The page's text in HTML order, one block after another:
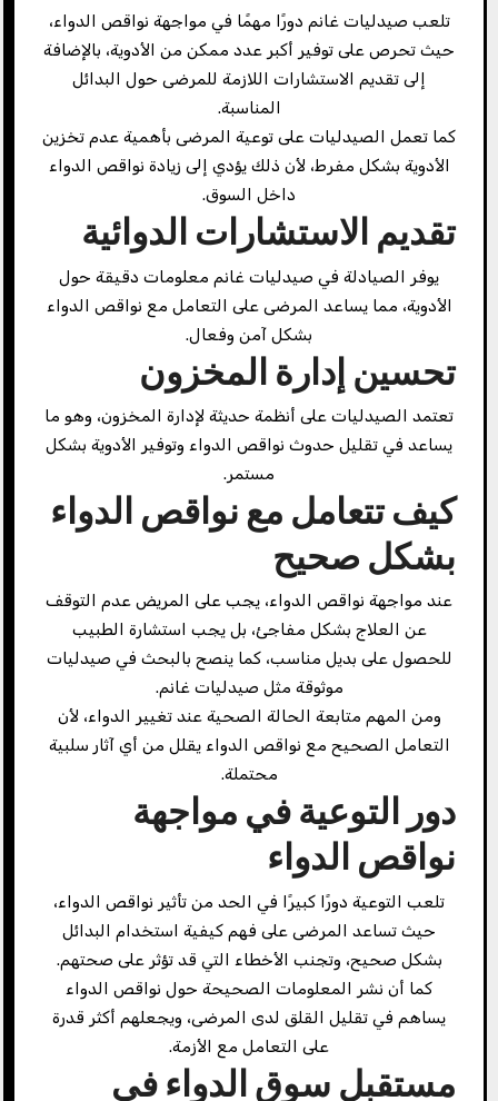
تلعب صيدليات غانم دورًا مهمًا في مواجهة نواقص الدواء،
حيث تحرص على توفير أكبر عدد ممكن من الأدوية، بالإضافة
إلى تقديم الاستشارات اللازمة للمرضى حول البدائل
المناسبة.
كما تعمل الصيدليات على توعية المرضى بأهمية عدم تخزين
الأدوية بشكل مفرط، لأن ذلك يؤدي إلى زيادة نواقص الدواء
داخل السوق.
تقديم الاستشارات الدوائية
يوفر الصيادلة في صيدليات غانم معلومات دقيقة حول
الأدوية، مما يساعد المرضى على التعامل مع نواقص الدواء
بشكل آمن وفعال.
تحسين إدارة المخزون
تعتمد الصيدليات على أنظمة حديثة لإدارة المخزون، وهو ما
يساعد في تقليل حدوث نواقص الدواء وتوفير الأدوية بشكل
مستمر.
كيف تتعامل مع نواقص الدواء
بشكل صحيح
عند مواجهة نواقص الدواء، يجب على المريض عدم التوقف
عن العلاج بشكل مفاجئ، بل يجب استشارة الطبيب
للحصول على بديل مناسب، كما ينصح بالبحث في صيدليات
موثوقة مثل صيدليات غانم.
ومن المهم متابعة الحالة الصحية عند تغيير الدواء، لأن
التعامل الصحيح مع نواقص الدواء يقلل من أي آثار سلبية
محتملة.
دور التوعية في مواجهة
نواقص الدواء
تلعب التوعية دورًا كبيرًا في الحد من تأثير نواقص الدواء،
حيث تساعد المرضى على فهم كيفية استخدام البدائل
بشكل صحيح، وتجنب الأخطاء التي قد تؤثر على صحتهم.
كما أن نشر المعلومات الصحيحة حول نواقص الدواء
يساهم في تقليل القلق لدى المرضى، ويجعلهم أكثر قدرة
على التعامل مع الأزمة.
مستقبل سوق الدواء في